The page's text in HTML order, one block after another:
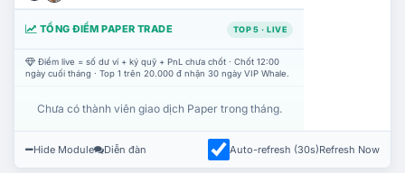
TỔNG ĐIỂM PAPER TRADE TOP 5 · LIVE
Điểm live = số dư ví + ký quỹ + PnL chưa chốt · Chốt 12:00
ngày cuối tháng · Top 1 trên 20.000 đ nhận 30 ngày VIP Whale.
Chưa có thành viên giao dịch Paper trong tháng.
Hide Module Diễn đàn Auto-refresh (30s)Refresh Now